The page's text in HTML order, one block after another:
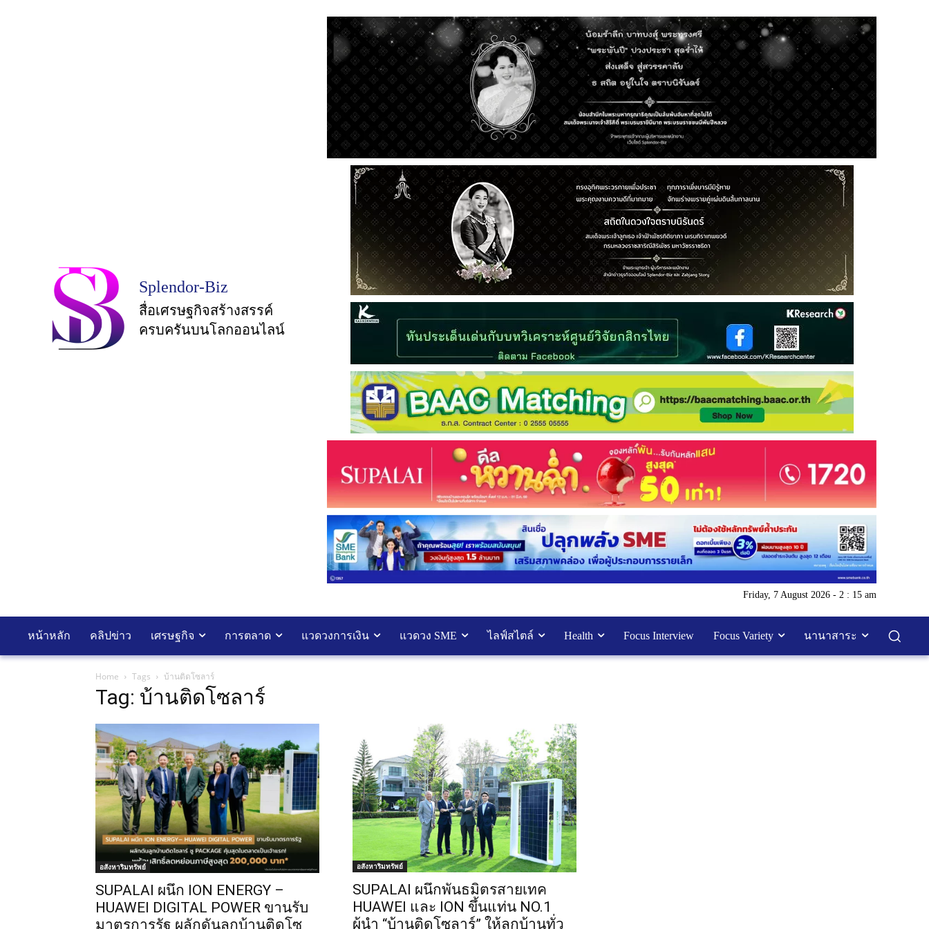
Splendor-Biz
สื่อเศรษฐกิจสร้างสรรค์
ครบครันบนโลกออนไลน์
Friday, 7 August 2026 - 2 : 15 am
หน้าหลัก คลิปข่าว เศรษฐกิจ การตลาด แวดวงการเงิน แวดวง SME ไลฟ์สไตล์ Health Focus Interview Focus Variety นานาสาระ
Home Tags บ้านติดโซลาร์
Tag: บ้านติดโซลาร์
อสังหาริมทรัพย์
SUPALAI ผนึก ION ENERGY –
HUAWEI DIGITAL POWER ขานรับ
มาตรการรัฐ ผลักดันลูกบ้านติดโซ
อสังหาริมทรัพย์
SUPALAI ผนึกพันธมิตรสายเทค
HUAWEI และ ION ขึ้นแท่น NO.1
ผู้นำ “บ้านติดโซลาร์” ให้ลูกบ้านทั่ว